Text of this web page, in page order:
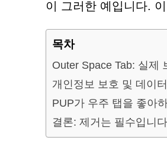
이 그러한 예입니다.
목차
Outer Space Tab: 실제
개인정보 보호 및 데이
PUP가 우주 탭을 좋아
결론: 제거는 필수입니다